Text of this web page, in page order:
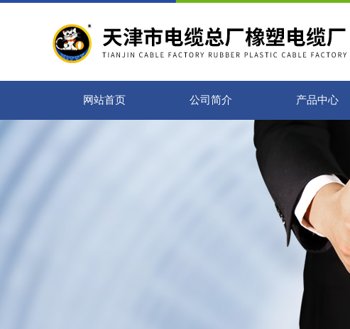
网站首页 公司简介 产品中心